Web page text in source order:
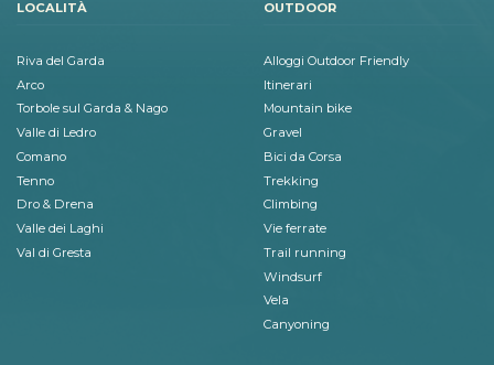
LOCALITÀ
Riva del Garda
Arco
Torbole sul Garda & Nago
Valle di Ledro
Comano
Tenno
Dro & Drena
Valle dei Laghi
Val di Gresta
OUTDOOR
Alloggi Outdoor Friendly
Itinerari
Mountain bike
Gravel
Bici da Corsa
Trekking
Climbing
Vie ferrate
Trail running
Windsurf
Vela
Canyoning